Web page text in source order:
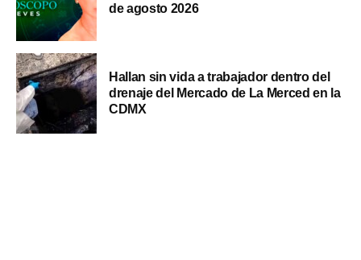
de agosto 2026
Hallan sin vida a trabajador dentro del
drenaje del Mercado de La Merced en la
CDMX